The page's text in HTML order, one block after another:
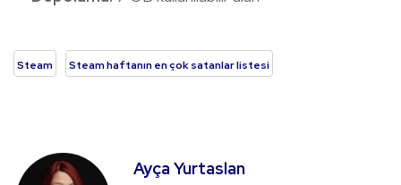
Steam Steam haftanın en çok satanlar listesi
Ayça Yurtaslan